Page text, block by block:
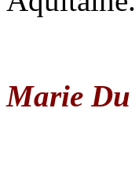
Marie Du